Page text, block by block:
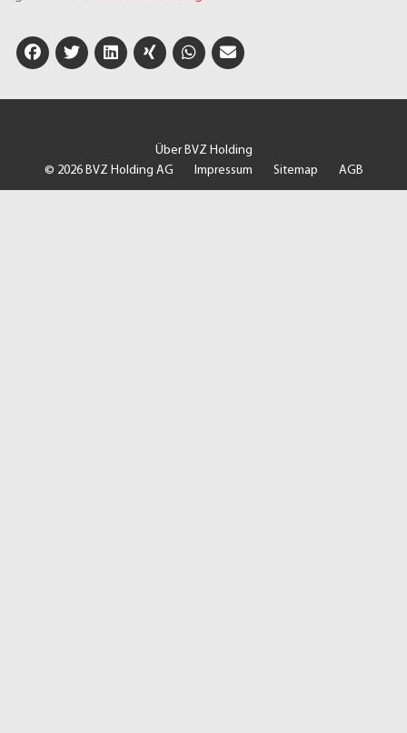
Über BVZ Holding
© 2026 BVZ Holding AG
Impressum Sitemap AGB